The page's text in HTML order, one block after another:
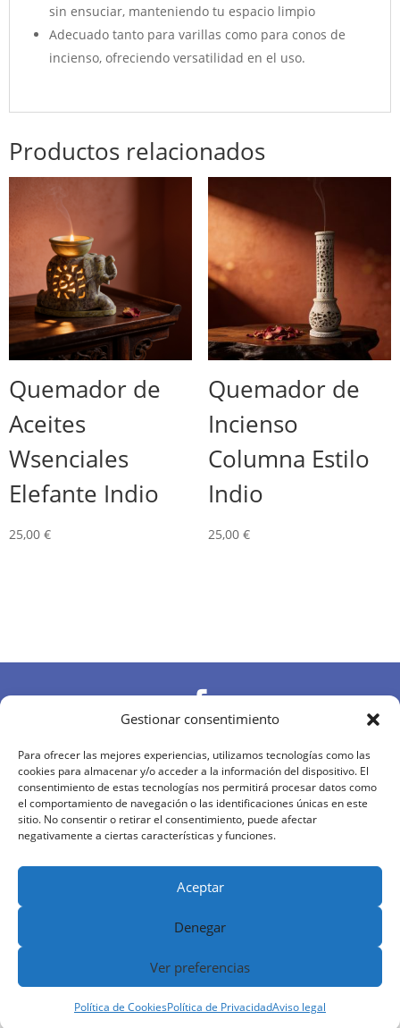
Gestionar consentimiento
Para ofrecer las mejores experiencias, utilizamos tecnologías como las
cookies para almacenar y/o acceder a la información del dispositivo. El
consentimiento de estas tecnologías nos permitirá procesar datos como
el comportamiento de navegación o las identificaciones únicas en este
sitio. No consentir o retirar el consentimiento, puede afectar
negativamente a ciertas características y funciones.
Aceptar
Denegar
Ver preferencias
Política de CookiesPolítica de PrivacidadAviso legal
sin ensuciar, manteniendo tu espacio limpio
Adecuado tanto para varillas como para conos de
incienso, ofreciendo versatilidad en el uso.
Productos relacionados
Quemador de
Aceites
Wsenciales
Elefante Indio
25,00 €
Quemador de
Incienso
Columna Estilo
Indio
25,00 €



Política de Privacidad
|Política de Cookies
Términos y Condiciones